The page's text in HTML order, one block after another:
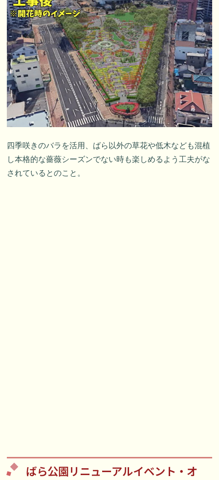
四季咲きのバラを活用、ばら以外の草花や低木なども混植
し本格的な薔薇シーズンでない時も楽しめるよう工夫がな
されているとのこと。
ばら公園リニューアルイベント・オ